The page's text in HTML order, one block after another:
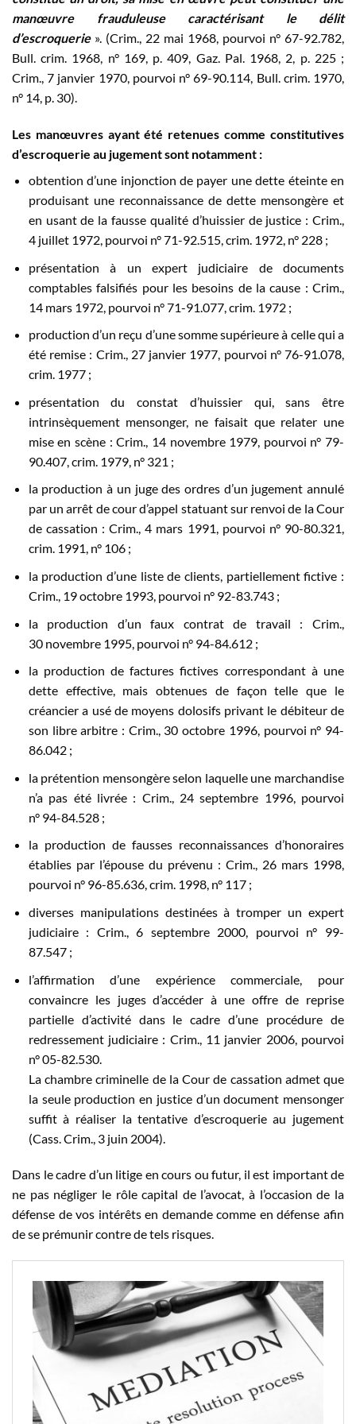
manœuvre frauduleuse caractérisant le délit
d’escroquerie ». (Crim., 22 mai 1968, pourvoi n° 67-92.782,
Bull. crim. 1968, n° 169, p. 409, Gaz. Pal. 1968, 2, p. 225 ;
Crim., 7 janvier 1970, pourvoi n° 69-90.114, Bull. crim. 1970,
n° 14, p. 30).
Les manœuvres ayant été retenues comme constitutives
d’escroquerie au jugement sont notamment :
obtention d’une injonction de payer une dette éteinte en
produisant une reconnaissance de dette mensongère et
en usant de la fausse qualité d’huissier de justice : Crim.,
4 juillet 1972, pourvoi n° 71-92.515, crim. 1972, n° 228 ;
présentation à un expert judiciaire de documents
comptables falsifiés pour les besoins de la cause : Crim.,
14 mars 1972, pourvoi n° 71-91.077, crim. 1972 ;
production d’un reçu d’une somme supérieure à celle qui a
été remise : Crim., 27 janvier 1977, pourvoi n° 76-91.078,
crim. 1977 ;
présentation du constat d’huissier qui, sans être
intrinsèquement mensonger, ne faisait que relater une
mise en scène : Crim., 14 novembre 1979, pourvoi n° 79-
90.407, crim. 1979, n° 321 ;
la production à un juge des ordres d’un jugement annulé
par un arrêt de cour d’appel statuant sur renvoi de la Cour
de cassation : Crim., 4 mars 1991, pourvoi n° 90-80.321,
crim. 1991, n° 106 ;
la production d’une liste de clients, partiellement fictive :
Crim., 19 octobre 1993, pourvoi n° 92-83.743 ;
la production d’un faux contrat de travail : Crim.,
30 novembre 1995, pourvoi n° 94-84.612 ;
la production de factures fictives correspondant à une
dette effective, mais obtenues de façon telle que le
créancier a usé de moyens dolosifs privant le débiteur de
son libre arbitre : Crim., 30 octobre 1996, pourvoi n° 94-
86.042 ;
la prétention mensongère selon laquelle une marchandise
n’a pas été livrée : Crim., 24 septembre 1996, pourvoi
n° 94-84.528 ;
la production de fausses reconnaissances d’honoraires
établies par l’épouse du prévenu : Crim., 26 mars 1998,
pourvoi n° 96-85.636, crim. 1998, n° 117 ;
diverses manipulations destinées à tromper un expert
judiciaire : Crim., 6 septembre 2000, pourvoi n° 99-
87.547 ;
l’affirmation d’une expérience commerciale, pour
convaincre les juges d’accéder à une offre de reprise
partielle d’activité dans le cadre d’une procédure de
redressement judiciaire : Crim., 11 janvier 2006, pourvoi
n° 05-82.530.
La chambre criminelle de la Cour de cassation admet que
la seule production en justice d’un document mensonger
suffit à réaliser la tentative d’escroquerie au jugement
(Cass. Crim., 3 juin 2004).
Dans le cadre d’un litige en cours ou futur, il est important de
ne pas négliger le rôle capital de l’avocat, à l’occasion de la
défense de vos intérêts en demande comme en défense afin
de se prémunir contre de tels risques.